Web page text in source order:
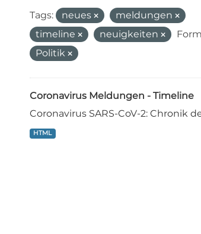
Tags: neues
meldungen
timeline
neuigkeiten
Politik
Coronavirus Meldungen - Timeline
Coronavirus SARS-CoV-2: Chronik
HTML